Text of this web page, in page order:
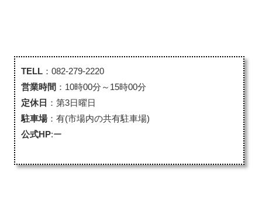
TELL ：082-279-2220
営業時間 ：10時00分～15時00分
定休日 ：第3日曜日
駐車場：有(市場内の共有駐車場)
公式HP:ー